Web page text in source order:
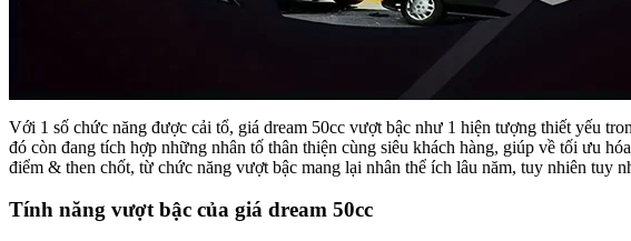
Với 1 số chức năng được cải tổ, giá dream 50cc vượt bậc như 1 hiện tượng thiết yếu
đó còn đang tích hợp những nhân tố thân thiện cùng siêu khách hàng, giúp về tối ưu
điểm & then chốt, từ chức năng vượt bậc mang lại nhân thể ích lâu năm, tuy nhiên tuy
Tính năng vượt bậc của giá dream 50cc